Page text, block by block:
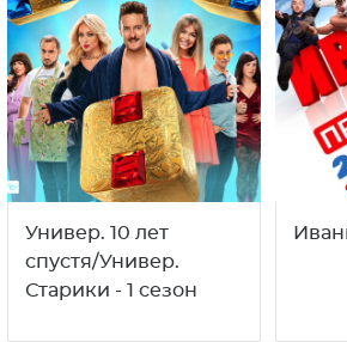
Универ. 10 лет
спустя/Универ.
Старики - 1 сезон